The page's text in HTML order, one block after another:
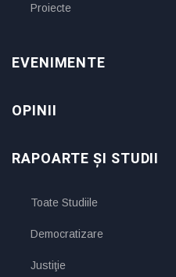
Proiecte
EVENIMENTE
OPINII
RAPOARTE ȘI STUDII
Toate Studiile
Democratizare
Justiţie